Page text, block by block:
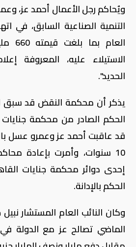
ويٌحاكم رجل الأعمال أحمد عز،
التنمية الصناعية السابق، في
الاستيلاء عليه، المعروفة
الحديد".
يذكر أن محكمة النقض قد سبق
الحكم الصادر من محكمة جنايات
قد عاقبت أحمد عز وعمرو عسل
10 سنوات، وأمرت بإعادة
إحدى دوائر محكمة جنايات
الحكم بالإدانة.
وكان النائب العام المستشار
الماضي تصالح عز مع الدولة